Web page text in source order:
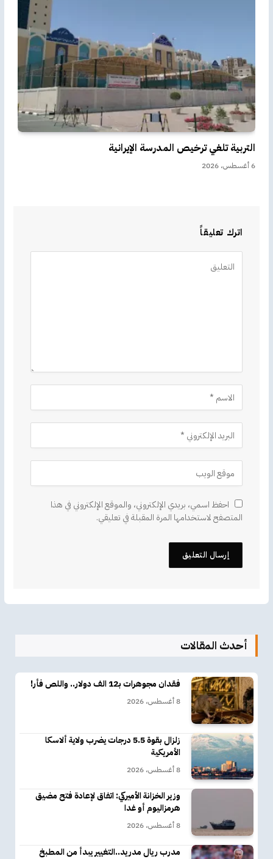
التربية تلغي ترخيص المدرسة الإيرانية
6 أغسطس، 2026
اترك تعليقاً
احفظ اسمي، بريدي الإلكتروني، والموقع الإلكتروني في هذا
المتصفح لاستخدامها المرة المقبلة في تعليقي.
أحدث المقالات
فقدان مجوهرات بـ12 الف دولار.. واللص فأر!
8 أغسطس، 2026
زلزال بقوة 5.5 درجات يضرب ولاية ألاسكا
الأمريكية
8 أغسطس، 2026
وزير الخزانة الأميركي: اتفاق لإعادة فتح مضيق
هرمزاليوم أو غدا
8 أغسطس، 2026
مدرب ريال مدريد..التغيير يبدأ من المطبخ